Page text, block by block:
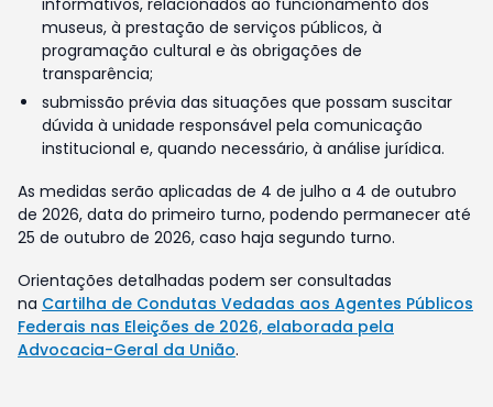
informativos, relacionados ao funcionamento dos
museus, à prestação de serviços públicos, à
programação cultural e às obrigações de
transparência;
submissão prévia das situações que possam suscitar
dúvida à unidade responsável pela comunicação
institucional e, quando necessário, à análise jurídica.
As medidas serão aplicadas de 4 de julho a 4 de outubro
de 2026, data do primeiro turno, podendo permanecer até
25 de outubro de 2026, caso haja segundo turno.
Orientações detalhadas podem ser consultadas
na Cartilha de Condutas Vedadas aos Agentes Públicos
Federais nas Eleições de 2026, elaborada pela
Advocacia-Geral da União.